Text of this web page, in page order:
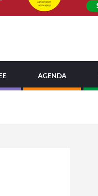
AGENDA